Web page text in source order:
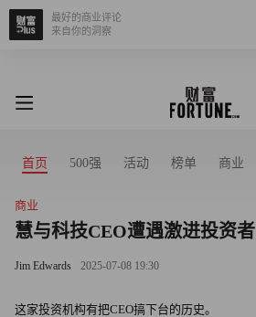
最好的商业评论
来自你的洞察
首页 500强 活动 榜单 商业
商业
慧与科技CEO遭遇激进投资者
Jim Edwards 2025-07-08 19:30
这家投资机构有把CEO搞下台的历史。